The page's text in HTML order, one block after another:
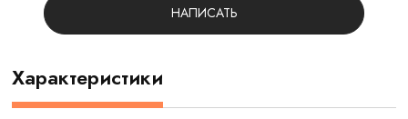
НАПИСАТЬ
Характеристики